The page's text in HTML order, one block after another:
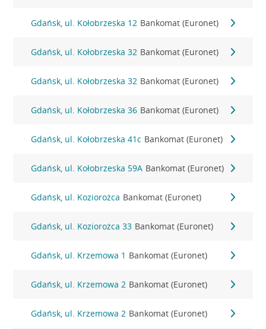
Gdańsk, ul. Kołobrzeska 12 Bankomat (Euronet)
Gdańsk, ul. Kołobrzeska 32 Bankomat (Euronet)
Gdańsk, ul. Kołobrzeska 32 Bankomat (Euronet)
Gdańsk, ul. Kołobrzeska 36 Bankomat (Euronet)
Gdańsk, ul. Kołobrzeska 41c Bankomat (Euronet)
Gdańsk, ul. Kołobrzeska 59A Bankomat (Euronet)
Gdańsk, ul. Koziorożca Bankomat (Euronet)
Gdańsk, ul. Koziorożca 33 Bankomat (Euronet)
Gdańsk, ul. Krzemowa 1 Bankomat (Euronet)
Gdańsk, ul. Krzemowa 2 Bankomat (Euronet)
Gdańsk, ul. Krzemowa 2 Bankomat (Euronet)